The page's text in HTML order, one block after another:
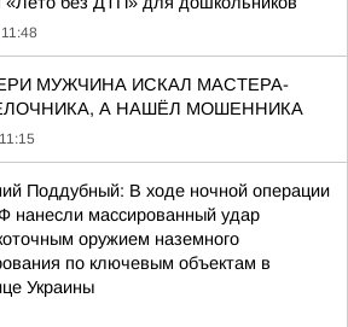
11:48
МУЖЧИНА ИСКАЛ МАСТЕРА-
А НАШЁЛ МОШЕННИКА
11:15
Поддубный: В ходе ночной операции
нанесли массированный удар
оружием наземного
по ключевым объектам в
Украины